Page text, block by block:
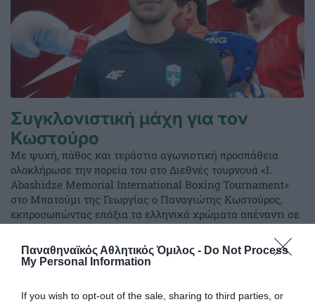
Παναθηναϊκός Αθλητικός Όμιλος - Do Not Process
My Personal Information
If you wish to opt-out of the sale, sharing to third parties, or
Συγκλονιστική μάχη για τον
Κωστούρο
Με ψυχή, πάθος και τεράστια αγωνιστική προσπάθεια
ολοκλήρωσε την πορεία του στο Διεθνές τουρνουά «I.
Abashidze Memorial International Boxing Tournament»
στο Μπατούμι της Γεωργίας ο Παναγιώτης Κωστούρος,
εκπροσωπώντας επάξια τα ελληνικά χρώματα απέναντι σε
της κατηγορίας.